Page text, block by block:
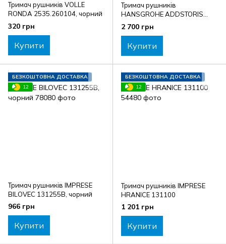
Тримач рушників VOLLE
RONDA 2535.260104, чорний
320 грн
Купити
Тримач рушників
HANSGROHE ADDSTORIS
41747000
2 700 грн
Купити
БЕЗКОШТОВНА ДОСТАВКА
12
Тримач рушників IMPRESE
BILOVEC 131255B, чорний
966 грн
Купити
БЕЗКОШТОВНА ДОСТАВКА
12
Тримач рушників IMPRESE
HRANICE 131100
1 201 грн
Купити